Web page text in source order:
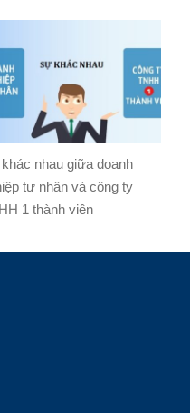
nhau giữa doanh
tư nhân và công ty
1 thành viên